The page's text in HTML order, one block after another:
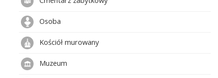
Osoba
Kościół murowany
Muzeum